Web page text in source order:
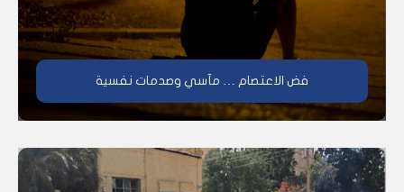
فض الاعتصام … مآسي وصدمات نفسية